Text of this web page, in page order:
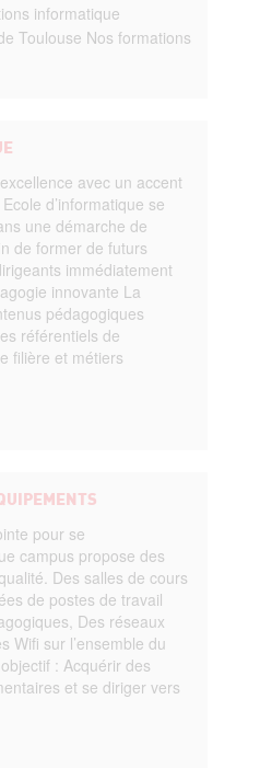
informatique
Toulouse Nos formations
avec un accent
d’informatique se
une démarche de
de former de futurs
immédiatement
innovante La
pédagogiques
référentiels de
filière et métiers
pour se
campus propose des
Des salles de cours
de postes de travail
Des réseaux
Wifi sur l’ensemble du
: Acquérir des
et se diriger vers